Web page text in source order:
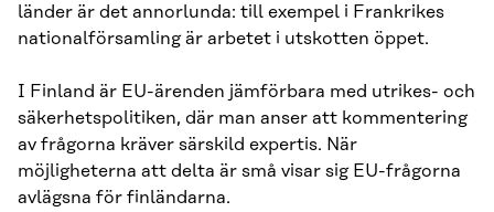
länder är det annorlunda: till exempel i Frankrikes
nationalförsamling är arbetet i utskotten öppet.
I Finland är EU-ärenden jämförbara med utrikes- och
säkerhetspolitiken, där man anser att kommentering
av frågorna kräver särskild expertis. När
möjligheterna att delta är små visar sig EU-frågorna
avlägsna för finländarna.